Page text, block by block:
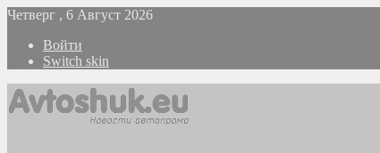
Четверг , 6 Август 2026
Войти
Switch skin